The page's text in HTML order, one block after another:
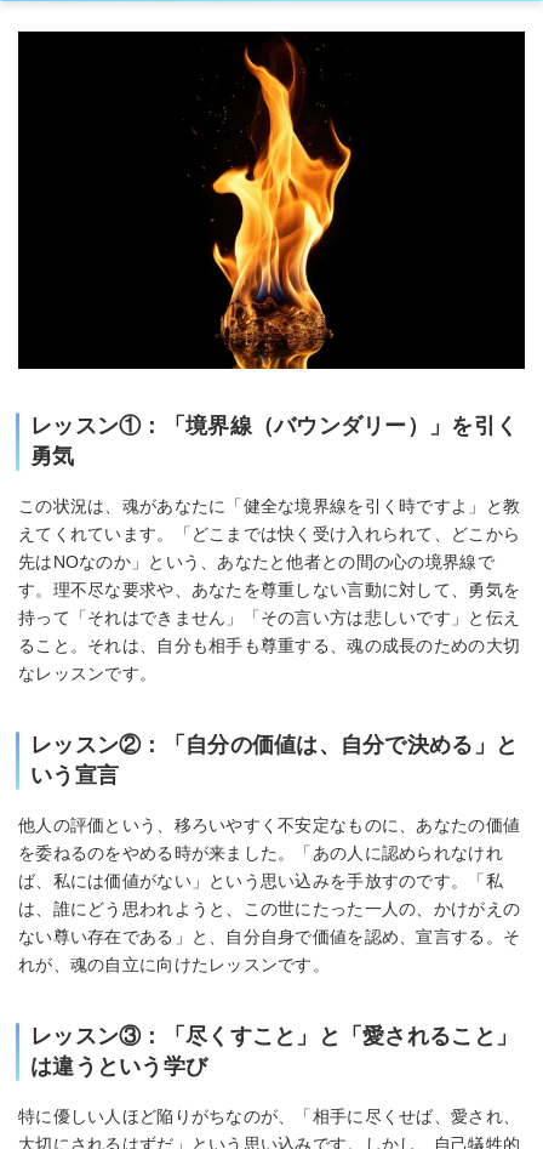
レッスン①：「境界線（バウンダリー）」を引く
勇気
この状況は、魂があなたに「健全な境界線を引く時ですよ」と教
えてくれています。「どこまでは快く受け入れられて、どこから
先はNOなのか」という、あなたと他者との間の心の境界線で
す。理不尽な要求や、あなたを尊重しない言動に対して、勇気を
持って「それはできません」「その言い方は悲しいです」と伝え
ること。それは、自分も相手も尊重する、魂の成長のための大切
なレッスンです。
レッスン②：「自分の価値は、自分で決める」と
いう宣言
他人の評価という、移ろいやすく不安定なものに、あなたの価値
を委ねるのをやめる時が来ました。「あの人に認められなけれ
ば、私には価値がない」という思い込みを手放すのです。「私
は、誰にどう思われようと、この世にたった一人の、かけがえの
ない尊い存在である」と、自分自身で価値を認め、宣言する。そ
れが、魂の自立に向けたレッスンです。
レッスン③：「尽くすこと」と「愛されること」
は違うという学び
特に優しい人ほど陥りがちなのが、「相手に尽くせば、愛され、
大切にされるはずだ」という思い込みです。しかし、自己犠牲的